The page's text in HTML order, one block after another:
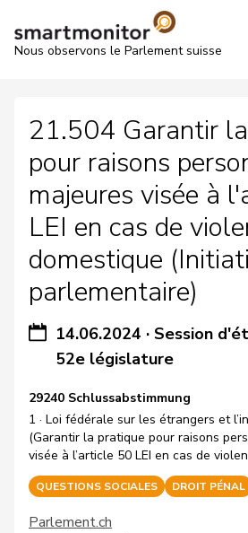
Nous observons le Parlement suisse
21.504 Garantir
pour raisons
majeures visée à
LEI en cas de
domestique
parlementaire)
14.06.2024 · Session
52e législature
29240 Schlussabstimmung
1 · Loi fédérale sur les étrangers et
(Garantir la pratique pour raisons
visée à l’article 50 LEI en cas de
QUESTIONS SOCIALES DROIT PÉNAL
Parlement.ch